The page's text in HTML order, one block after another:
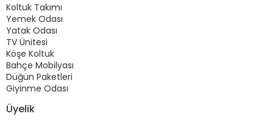
Koltuk Takımı
Yemek Odası
Yatak Odası
TV Ünitesi
Köşe Koltuk
Bahçe Mobilyası
Düğün Paketleri
Giyinme Odası
Üyelik